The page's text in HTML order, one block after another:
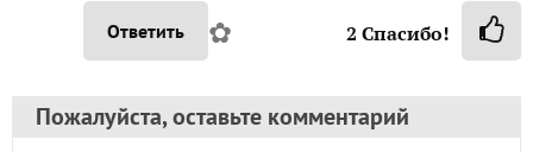
Ответить ✿ 2 Спасибо!
Пожалуйста, оставьте комментарий